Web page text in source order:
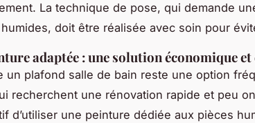
La technique de pose, qui demande
doit être réalisée avec soin pour
adaptée : une solution économique et
un plafond salle de bain reste une option
recherchent une rénovation rapide et peu
d’utiliser une peinture dédiée aux pièces